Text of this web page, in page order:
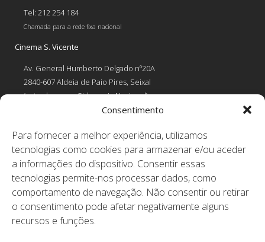
Consentimento
Para fornecer a melhor experiência, utilizamos
tecnologias como cookies para armazenar e/ou aceder
a informações do dispositivo. Consentir essas
tecnologias permite-nos processar dados, como
comportamento de navegação. Não consentir ou retirar
o consentimento pode afetar negativamente alguns
recursos e funções.
Tel: 212 254 184
Chamada para a rede fixa nacional
Cinema S. Vicente
Av. General Humberto Delgado nº20A
2840-607 Aldeia de Paio Pires, Seixal
(estrada para a Siderurgia Nacional)
Chamada para a rede fixa nacional
Contactos
RESERVAS EM DIAS ÚTEIS
comunicacaoanimateatro@gmail.comOUTROS
animateatro@gmail.com
educanimateatro@gmail.com